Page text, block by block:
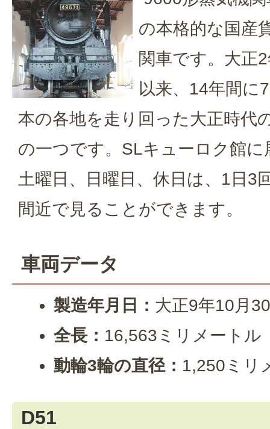
の本格的な国産
関車です。大正
以来、14年間に
本の各地を走り回った大正時代
の一つです。SLキューロク館
土曜日、日曜日、休日は、1日3
間近で見ることができます。
車両データ
製造年月日： 大正9年10月
全長： 16,563ミリメートル
動輪3輪の直径： 1,250ミリ
D51